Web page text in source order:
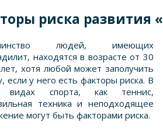
риска развития
людей, имеющих
находятся в возрасте от 30
хотя любой может заполучить
если у него есть факторы риска. В
видах спорта, как теннис,
техника и неподходящее
могут быть факторами риска.